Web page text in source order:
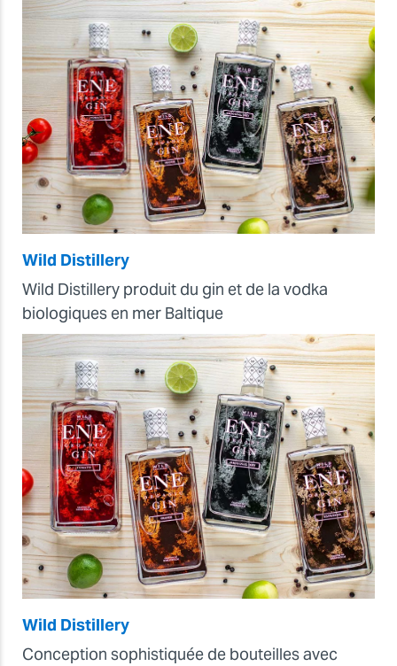
Wild Distillery
Wild Distillery produit du gin et de la vodka
biologiques en mer Baltique
Wild Distillery
Conception sophistiquée de bouteilles avec